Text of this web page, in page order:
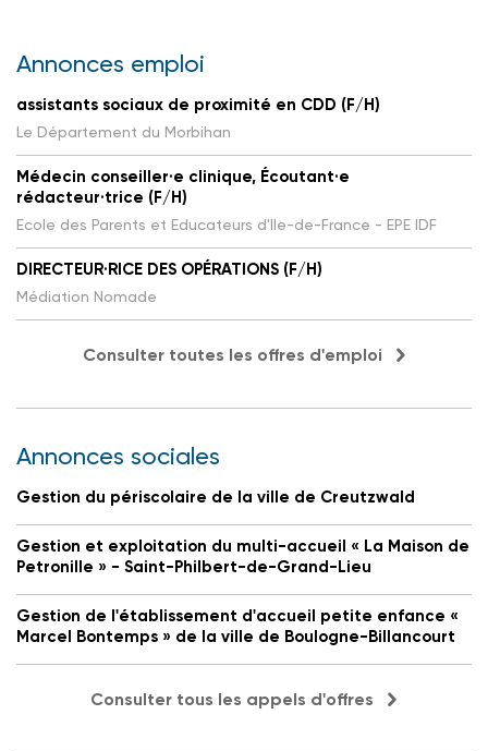
Annonces emploi
assistants sociaux de proximité en CDD (F/H)
Le Département du Morbihan
Médecin conseiller·e clinique, Écoutant·e
rédacteur·trice (F/H)
Ecole des Parents et Educateurs d'Ile-de-France - EPE IDF
DIRECTEUR·RICE DES OPÉRATIONS (F/H)
Médiation Nomade
Consulter toutes les offres d'emploi
Annonces sociales
Gestion du périscolaire de la ville de Creutzwald
Gestion et exploitation du multi-accueil « La Maison de
Petronille » - Saint-Philbert-de-Grand-Lieu
Gestion de l'établissement d'accueil petite enfance «
Marcel Bontemps » de la ville de Boulogne-Billancourt
Consulter tous les appels d'offres